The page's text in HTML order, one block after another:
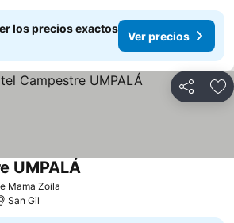
los precios exactos
Ver precios
Compartir
Mama Zoila
UMPALÁVer precios
San Gil